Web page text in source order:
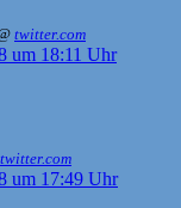
twitter.com
um 18:11 Uhr
twitter.com
um 17:49 Uhr